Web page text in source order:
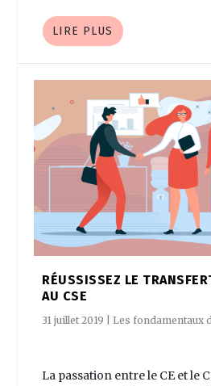
LIRE PLUS
RÉUSSISSEZ LE
AU CSE
31 juillet 2019 Les fondamentaux
La passation entre le CE et le